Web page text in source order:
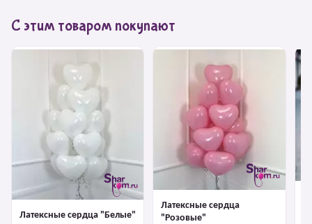
С этим товаром покупают
Латексные сердца "Белые"
Латексные сердца
"Розовые"